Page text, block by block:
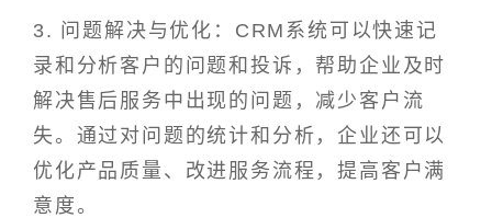
3. 问题解决与优化：CRM系统可以快速记
录和分析客户的问题和投诉，帮助企业及时
解决售后服务中出现的问题，减少客户流
失。通过对问题的统计和分析，企业还可以
优化产品质量、改进服务流程，提高客户满
意度。